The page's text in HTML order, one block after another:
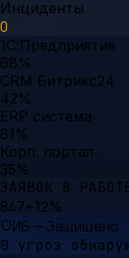
Инциденты
0
1С:Предприятие
68%
CRM Битрикс24
42%
ERP система
81 %
Корп. портал
35%
ЗАЯВОК В
847+12%
ИБ — Защищено
0 угроз